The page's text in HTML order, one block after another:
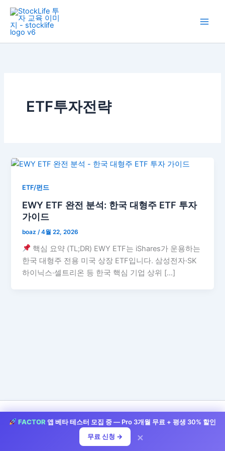
FACTOR 앱 베타 테스터 모집 중 — Pro 3개월 무료 + 평생 30% 할인
무료 신청 →
×
로
ETF투자전략
ETF/펀드
EWY ETF 완전 분석: 한국 대형주 ETF 투자
가이드
boaz /4월 22, 2026
핵심 요약 (TL;DR) EWY ETF는 iShares가 운용하는
한국 대형주 전용 미국 상장 ETF입니다. 삼성전자·SK
하이닉스·셀트리온 등 한국 핵심 기업 상위 […]
저작권 © 2026 StockLife | 제공처:아스트라 워드프레스 테마